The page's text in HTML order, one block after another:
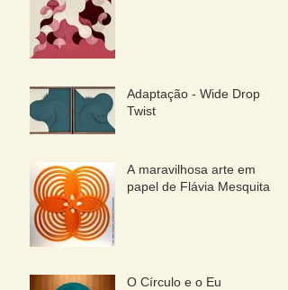
Adaptação - Wide Drop
Twist
A maravilhosa arte em
papel de Flávia Mesquita
O Círculo e o Eu